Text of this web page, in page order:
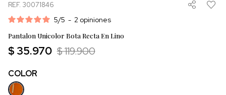
REF. 30071846
5/5 - 2 opiniones
Pantalon Unicolor Bota Recta En Lino
$ 35.970 $ 119.900
COLOR